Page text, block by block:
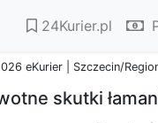
24Kurier.pl
eKurier | Szczecin/
skutki